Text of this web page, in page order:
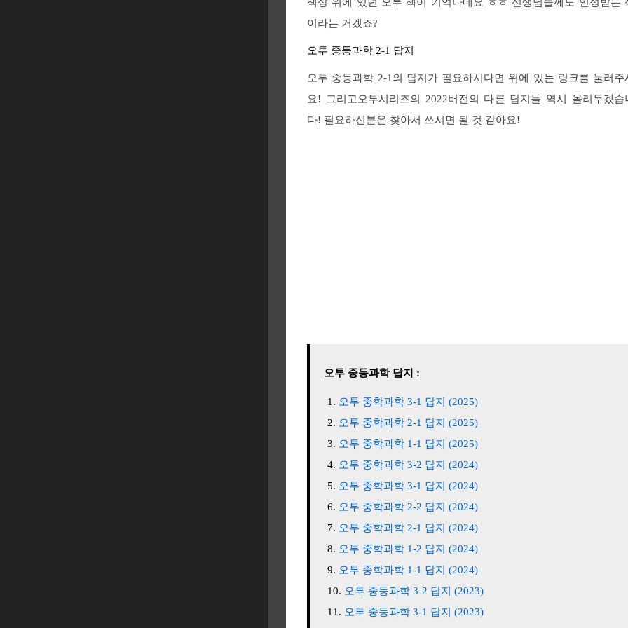
이라는 거겠죠?
오투 중등과학 2-1 답지
오투 중등과학 2-1의 답지가 필요하시다면 위에 있는 링크를 눌러주
요! 그리고오투시리즈의 2022버전의 다른 답지들 역시 올려두겠습
다! 필요하신분은 찾아서 쓰시면 될 것 같아요!
오투 중등과학 답지 :
오투 중학과학 3-1 답지 (2025)
오투 중학과학 2-1 답지 (2025)
오투 중학과학 1-1 답지 (2025)
오투 중학과학 3-2 답지 (2024)
오투 중학과학 3-1 답지 (2024)
오투 중학과학 2-2 답지 (2024)
오투 중학과학 2-1 답지 (2024)
오투 중학과학 1-2 답지 (2024)
오투 중학과학 1-1 답지 (2024)
오투 중등과학 3-2 답지 (2023)
오투 중등과학 3-1 답지 (2023)